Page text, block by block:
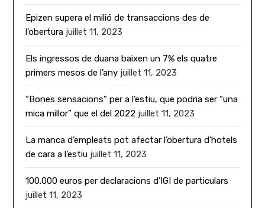
Epizen supera el milió de transaccions des de
l’obertura juillet 11, 2023
Els ingressos de duana baixen un 7% els quatre
primers mesos de l’any juillet 11, 2023
“Bones sensacions” per a l’estiu, que podria ser “una
mica millor” que el del 2022 juillet 11, 2023
La manca d’empleats pot afectar l’obertura d’hotels
de cara a l’estiu juillet 11, 2023
100.000 euros per declaracions d’IGI de particulars
juillet 11, 2023